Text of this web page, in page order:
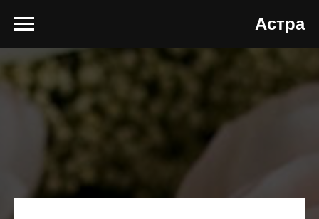
Астра
- оплата частями до 30 000₽! ДОЛЯМИ - оплата